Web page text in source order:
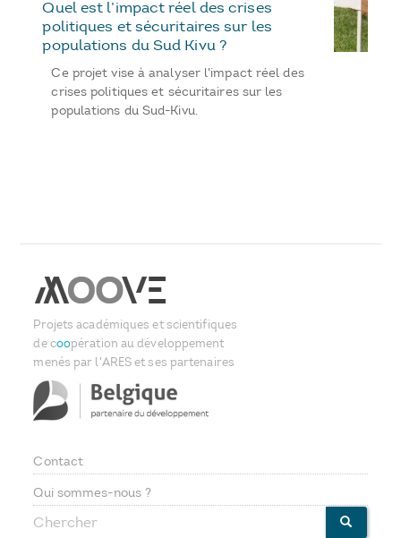
Quel est l’impact réel des crises
politiques et sécuritaires sur les
populations du Sud Kivu ?
Ce projet vise à analyser l'impact réel des
crises politiques et sécuritaires sur les
populations du Sud-Kivu.
Projets académiques et scientifiques
de coopération au développement
menés par l'ARES et ses partenaires
Footer
Contact
Qui sommes-nous ?
Chercher